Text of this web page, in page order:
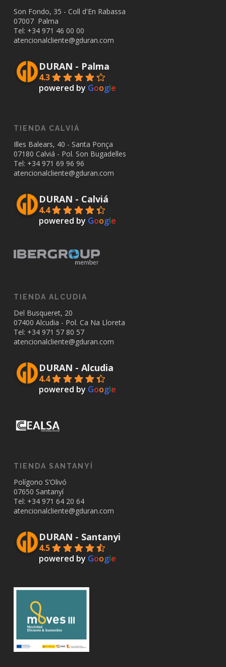
Son Fondo, 35 - Coll d'En Rabassa
07007 Palma
Tel: +34 971 46 00 00
atencionalcliente@gduran.com
DURAN - Palma
4.3
powered by Google
TIENDA CALVIÁ
Illes Balears, 40 - Santa Ponça
07180 Calviá - Pol. Son Bugadelles
Tel: +34 971 69 96 96
atencionalcliente@gduran.com
DURAN - Calviá
4.4
powered by Google
TIENDA ALCUDIA
Del Busqueret, 20
07400 Alcudia - Pol. Ca Na Lloreta
Tel: +34 971 57 80 57
atencionalcliente@gduran.com
DURAN - Alcudia
4.4
powered by Google
TIENDA SANTANYÍ
Polígono S’Olivó
07650 Santanyí
Tel: +34 971 64 20 64
atencionalcliente@gduran.com
DURAN - Santanyi
4.5
powered by Google